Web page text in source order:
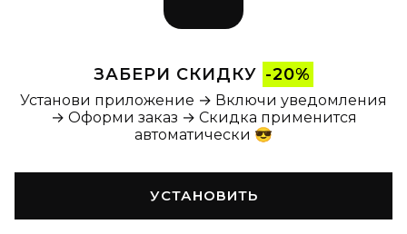
ЗАБЕРИ СКИДКУ -20%
Установи приложение → Включи уведомления
→ Оформи заказ → Скидка применится
автоматически 😎
УСТАНОВИТЬ
Главная Каталог Корзина Новости Профиль